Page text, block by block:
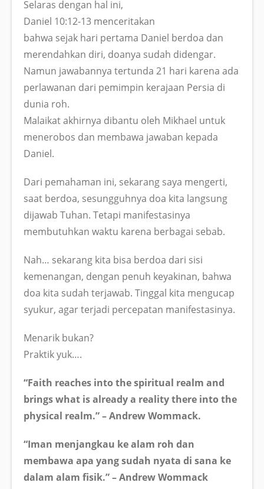
Selaras dengan hal ini,
Daniel 10:12-13 menceritakan
bahwa sejak hari pertama Daniel berdoa dan
merendahkan diri, doanya sudah didengar.
Namun jawabannya tertunda 21 hari karena ada
perlawanan dari pemimpin kerajaan Persia di
dunia roh.
Malaikat akhirnya dibantu oleh Mikhael untuk
menerobos dan membawa jawaban kepada
Daniel.
Dari pemahaman ini, sekarang saya mengerti,
saat berdoa, sesungguhnya doa kita langsung
dijawab Tuhan. Tetapi manifestasinya
membutuhkan waktu karena berbagai sebab.
Nah… sekarang kita bisa berdoa dari sisi
kemenangan, dengan penuh keyakinan, bahwa
doa kita sudah terjawab. Tinggal kita mengucap
syukur, agar terjadi percepatan manifestasinya.
Menarik bukan?
Praktik yuk….
“Faith reaches into the spiritual realm and
brings what is already a reality there into the
physical realm.” – Andrew Wommack.
“Iman menjangkau ke alam roh dan
membawa apa yang sudah nyata di sana ke
dalam alam fisik.” – Andrew Wommack